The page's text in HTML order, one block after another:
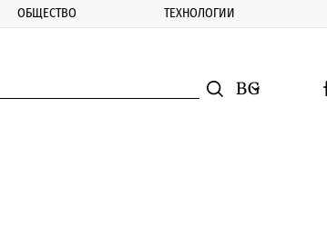
ОБЩЕСТВО ТЕХНОЛОГИИ
Смяна на